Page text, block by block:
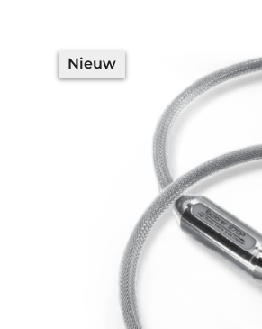
Nieuw